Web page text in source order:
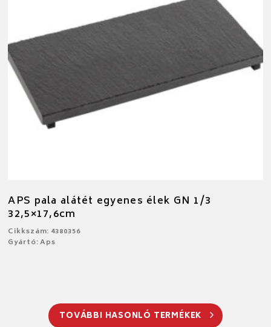
APS pala alátét egyenes élek GN 1/3
32,5×17,6cm
Cikkszám: 4380356
Gyártó: Aps
TOVÁBBI HASONLÓ TERMÉKEK